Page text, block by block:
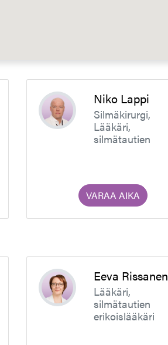
Niko Lappi
Silmäkirurgi,
Lääkäri,
silmätautien
VARAA AIKA
Eeva Rissanen
Lääkäri,
silmätautien
erikoislääkäri